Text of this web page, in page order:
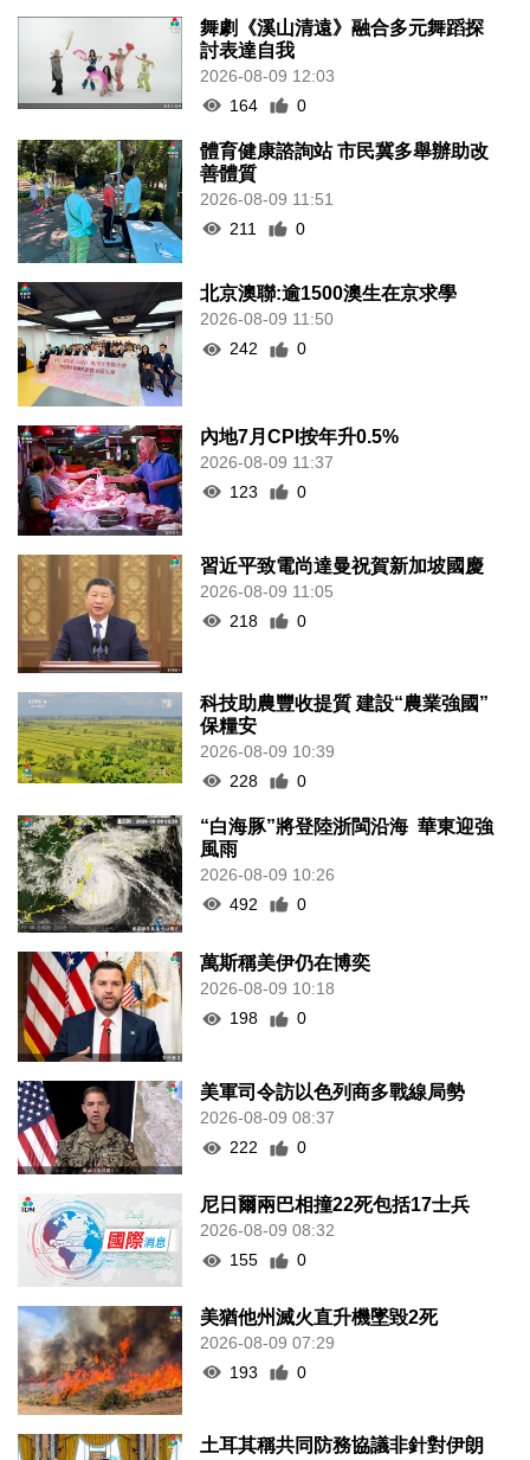
舞劇《溪山清遠》融合多元舞蹈探
討表達自我
2026-08-09 12:03
164
0
體育健康諮詢站 市民冀多舉辦助改
善體質
2026-08-09 11:51
211
0
北京澳聯:逾1500澳生在京求學
2026-08-09 11:50
242
0
內地7月CPI按年升0.5%
2026-08-09 11:37
123
0
習近平致電尚達曼祝賀新加坡國慶
2026-08-09 11:05
218
0
科技助農豐收提質 建設“農業強國”
保糧安
2026-08-09 10:39
228
0
“白海豚”將登陸浙閩沿海 華東迎強
風雨
2026-08-09 10:26
492
0
萬斯稱美伊仍在博奕
2026-08-09 10:18
198
0
美軍司令訪以色列商多戰線局勢
2026-08-09 08:37
222
0
尼日爾兩巴相撞22死包括17士兵
2026-08-09 08:32
155
0
美猶他州滅火直升機墜毀2死
2026-08-09 07:29
193
0
土耳其稱共同防務協議非針對伊朗